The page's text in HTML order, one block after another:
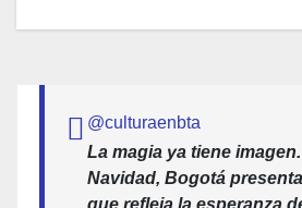
@culturaenbta
La magia ya tiene imagen.
Navidad, Bogotá